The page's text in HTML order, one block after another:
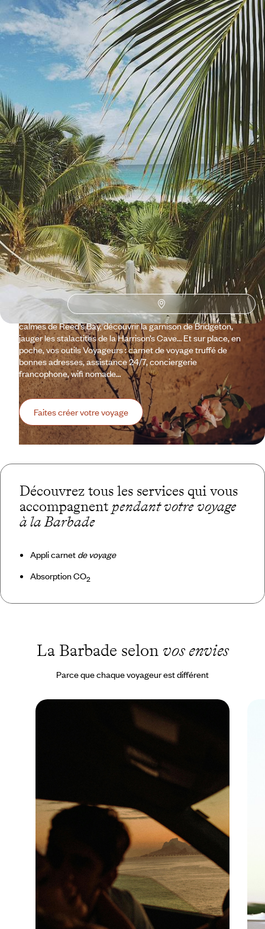
Après La Barbade, Grenade - Deux îles pour une
romance sur sable fin
Main dans la main, passer d'une île à l'autre, d'une plage à l'autre, d'un
moment à l'autre dans la douceur des Caraïbes
10 jours, de 6000 à 7600 €
Toutes nos suggestions de voyages à la Barbade (3)
Pourquoi partir avec
Voyageursà la Barbade?
Membre du cercle fermé des Petites Antilles, perdue dans la
mer des Caraïbes et à quelques encablures seulement de
l’océan Atlantique, la Barbade en appelle aux rêveurs. Pour
que le songe devienne réalité, abandonnez-vous totalement
à l’expertise de nos conseillers. Votre itinéraire est établi sur
mesure en fonction de vos affinités : paresser dans les eaux
calmes de Reed’s Bay, découvrir la garnison de Bridgeton,
jauger les stalactites de la Harrison’s Cave… Et sur place, en
poche, vos outils Voyageurs : carnet de voyage truffé de
bonnes adresses, assistance 24/7, conciergerie
francophone, wifi nomade…
Faites créer votre voyage
Découvrez tous les services qui vous
accompagnent pendant votre voyage
à la Barbade
Appli carnet de voyage
Absorption CO2
La Barbade selon vos envies
Parce que chaque voyageur est différent